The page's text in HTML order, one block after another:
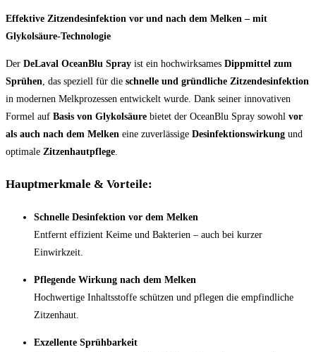
Effektive Zitzendesinfektion vor und nach dem Melken – mit
Glykolsäure-Technologie
Der DeLaval OceanBlu Spray ist ein hochwirksames Dippmittel zum
Sprühen , das speziell für die schnelle und gründliche Zitzendesinfektion
in modernen Melkprozessen entwickelt wurde. Dank seiner innovativen
Formel auf Basis von Glykolsäure bietet der OceanBlu Spray sowohl vor
als auch nach dem Melken eine zuverlässige Desinfektionswirkung und
optimale Zitzenhautpflege
Hauptmerkmale & Vorteile:
Schnelle Desinfektion vor dem Melken
Entfernt effizient Keime und Bakterien – auch bei kurzer
Einwirkzeit.
Pflegende Wirkung nach dem Melken
Hochwertige Inhaltsstoffe schützen und pflegen die empfindliche
Zitzenhaut.
Exzellente Sprühbarkeit